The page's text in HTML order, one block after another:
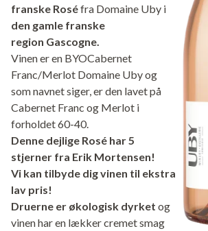
franske Roséfra Domaine Uby i
den gamle franske
region Gascogne.
Vinen er en BYOCabernet
Franc/Merlot Domaine Uby og
som navnet siger, er den lavet på
Cabernet Franc og Merlot i
forholdet 60-40.
Denne dejlige Rosé har 5
stjerner fra Erik Mortensen!
Vi kan tilbyde dig vinen til ekstra
lav pris!
Druerne er økologisk dyrket og
vinen har en lækker cremet smag